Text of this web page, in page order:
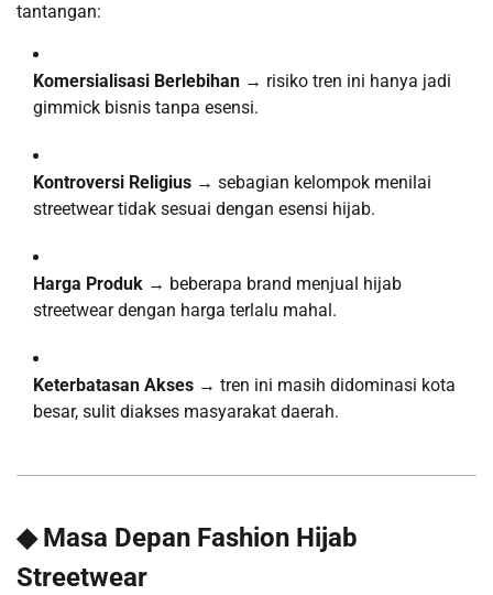
tantangan:
Komersialisasi Berlebihan → risiko tren ini hanya jadi
gimmick bisnis tanpa esensi.
Kontroversi Religius → sebagian kelompok menilai
streetwear tidak sesuai dengan esensi hijab.
Harga Produk → beberapa brand menjual hijab
streetwear dengan harga terlalu mahal.
Keterbatasan Akses → tren ini masih didominasi kota
besar, sulit diakses masyarakat daerah.
◆ Masa Depan Fashion Hijab
Streetwear